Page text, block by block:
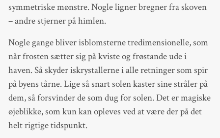
symmetriske mønstre. Nogle ligner bregner fra skoven
– andre stjerner på himlen.
Nogle gange bliver isblomsterne tredimensionelle, som
når frosten sætter sig på kviste og frøstande ude i
haven. Så skyder iskrystallerne i alle retninger som spir
på byens tårne. Lige så snart solen kaster sine stråler på
dem, så forsvinder de som dug for solen. Det er magiske
øjeblikke, som kun kan opleves ved at være der på det
helt rigtige tidspunkt.